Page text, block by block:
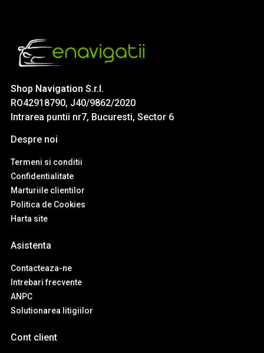
Shop Navigation S.r.l.
RO42918790, J40/9862/2020
Intrarea puntii nr7, Bucuresti, Sector 6
Despre noi
Termeni si conditii
Confidentialitate
Marturiile clientilor
Politica de Cookies
Harta site
Asistenta
Contacteaza-ne
Intrebari frecvente
ANPC
Solutionarea litigiilor
Cont client